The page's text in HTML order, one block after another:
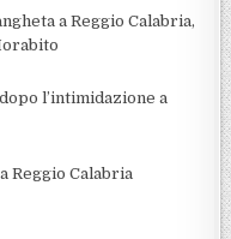
a Reggio Calabria,
l’intimidazione a
Reggio Calabria